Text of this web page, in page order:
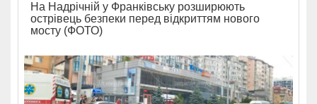
На Надрічній у Франківську розширюють
острівець безпеки перед відкриттям нового
мосту (ФОТО)